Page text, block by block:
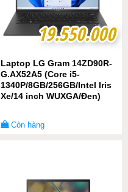
19.550.000
19.550.000
Laptop LG Gram 14ZD90R-
G.AX52A5 (Core i5-
1340P/8GB/256GB/Intel Iris
Xe/14 inch WUXGA/Đen)
Còn hàng